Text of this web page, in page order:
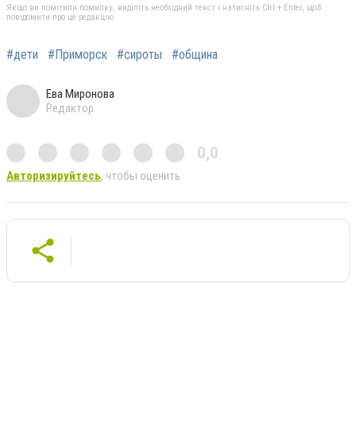
Якщо ви помітили помилку, виділіть необхідний текст і натисніть Ctrl + Enter, щоб
повідомити про це редакцію
#дети #Приморск #сироты #община
Ева Миронова
Редактор
0,0
Авторизируйтесь, чтобы оценить